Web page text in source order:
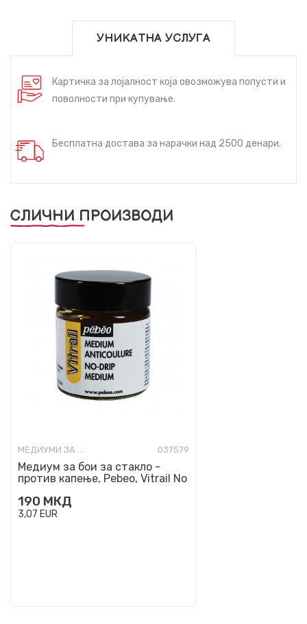
УНИКАТНА УСЛУГА
Картичка за лојалност која овозможува попусти и
поволности при купување.
Бесплатна достава за нарачки над 2500 денари.
СЛИЧНИ ПРОИЗВОДИ
МЕДИУМИ ЗА ДЕКОРАТИВНИ БОИ 037579
Медиум за бои за стакло -
против капење, Pebeo, Vitrail No
190 МКД
3,07 EUR